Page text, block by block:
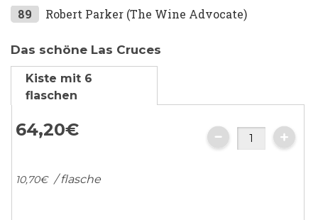
Zum
der
Bildgalerie
springen
89 Robert Parker (The Wine Advocate)
Das schöne Las Cruces
Kiste mit 6
flaschen
64,20€
10,70€ / flasche